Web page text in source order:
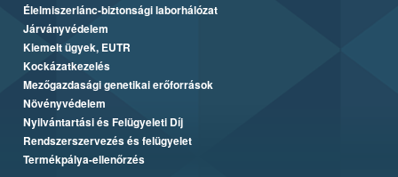
Élelmiszerlánc-biztonsági laborhálózat
Járványvédelem
Kiemelt ügyek, EUTR
Kockázatkezelés
Mezőgazdasági genetikai erőforrások
Növényvédelem
Nyilvántartási és Felügyeleti Díj
Rendszerszervezés és felügyelet
Termékpálya-ellenőrzés